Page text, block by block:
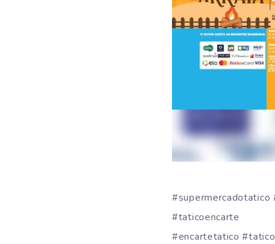
#taticoencarte
#encartetatico